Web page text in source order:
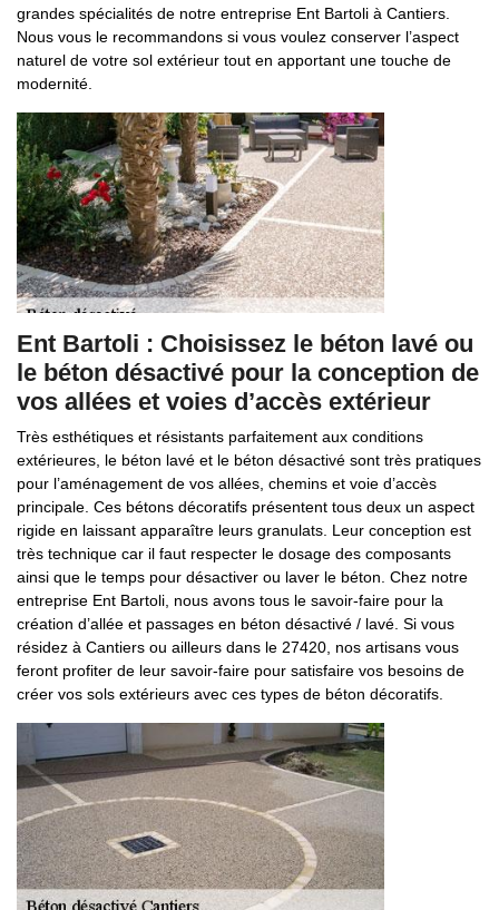
grandes spécialités de notre entreprise Ent Bartoli à Cantiers.
Nous vous le recommandons si vous voulez conserver l’aspect
naturel de votre sol extérieur tout en apportant une touche de
modernité.
Ent Bartoli : Choisissez le béton lavé ou
le béton désactivé pour la conception de
vos allées et voies d’accès extérieur
Très esthétiques et résistants parfaitement aux conditions
extérieures, le béton lavé et le béton désactivé sont très pratiques
pour l’aménagement de vos allées, chemins et voie d’accès
principale. Ces bétons décoratifs présentent tous deux un aspect
rigide en laissant apparaître leurs granulats. Leur conception est
très technique car il faut respecter le dosage des composants
ainsi que le temps pour désactiver ou laver le béton. Chez notre
entreprise Ent Bartoli, nous avons tous le savoir-faire pour la
création d’allée et passages en béton désactivé / lavé. Si vous
résidez à Cantiers ou ailleurs dans le 27420, nos artisans vous
feront profiter de leur savoir-faire pour satisfaire vos besoins de
créer vos sols extérieurs avec ces types de béton décoratifs.